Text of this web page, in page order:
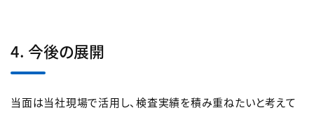
4. 今後の展開
当面は当社現場で活用し、検査実績を積み重ねたいと考えて